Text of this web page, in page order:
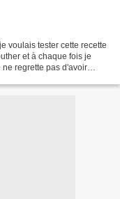
voulais tester cette recette
et à chaque fois je
regrette pas d'avoir